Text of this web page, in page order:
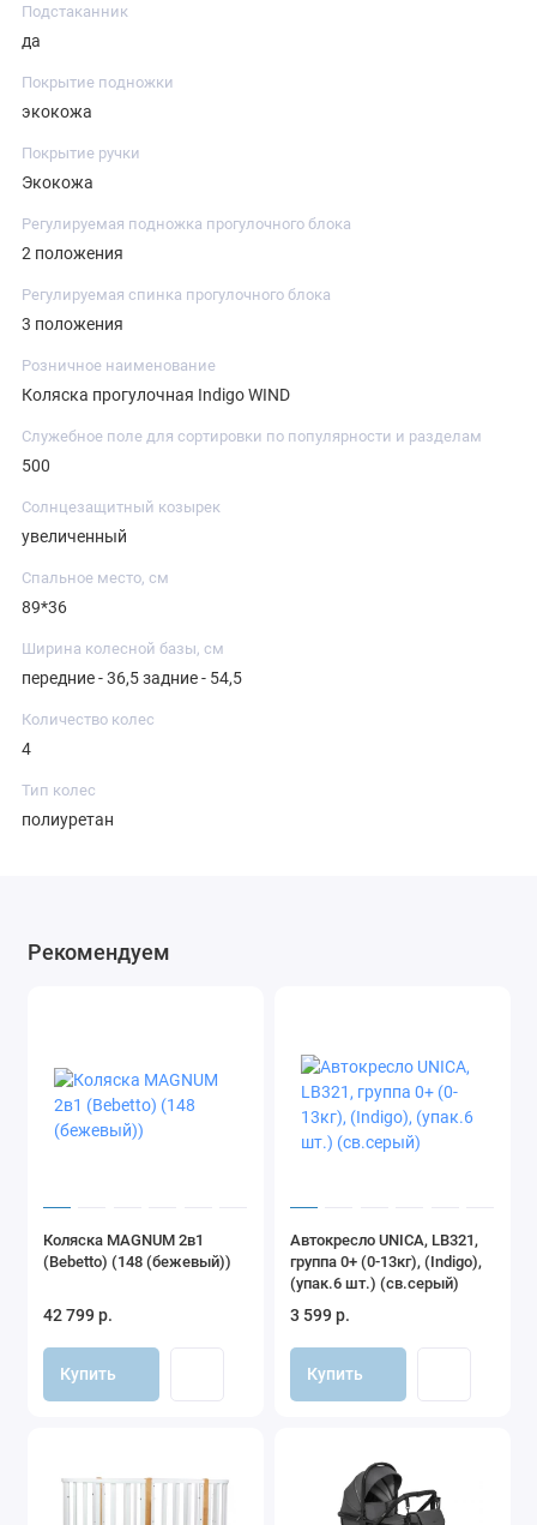
Подстаканник
да
Покрытие подножки
экокожа
Покрытие ручки
Экокожа
Регулируемая подножка прогулочного блока
2 положения
Регулируемая спинка прогулочного блока
3 положения
Розничное наименование
Коляска прогулочная Indigo WIND
Служебное поле для сортировки по популярности и разделам
500
Солнцезащитный козырек
увеличенный
Спальное место, см
89*36
Ширина колесной базы, см
передние - 36,5 задние - 54,5
Количество колес
4
Тип колес
полиуретан
Рекомендуем
Коляска MAGNUM 2в1
(Bebetto) (148 (бежевый))
42 799 р.
Купить
Автокресло UNICA, LB321,
группа 0+ (0-13кг), (Indigo),
(упак.6 шт.) (св.серый)
3 599 р.
Купить